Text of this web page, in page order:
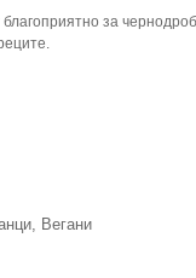
благоприятно за
Вегани